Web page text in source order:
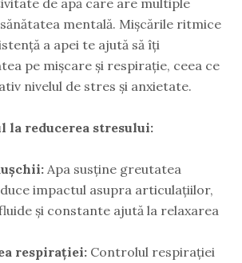
mentală. Mișcările ritmice
a apei te ajută să îți
pe mișcare și respirație, ceea ce
nivelul de stres și anxietate.
la reducerea stresului:
Apa susține greutatea
impactul asupra articulațiilor,
și constante ajută la relaxarea
respirației: Controlul respirației